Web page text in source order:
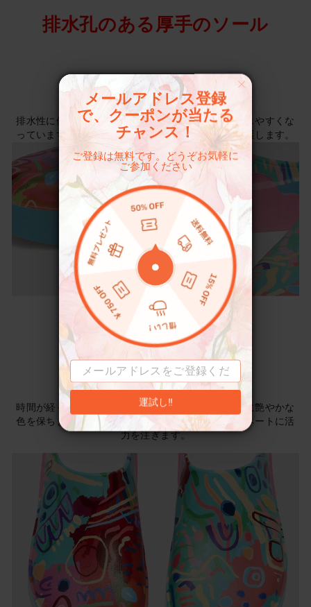
排水孔のある厚手のソール
丈夫で通気性が良い
排水性に優れ、お手入れが簡単なだけでなく、乾燥しやすくな
っています。砂利や起伏の多い地形などから足を保護します。
色持ちが良い
外観常に新しい
時間が経っても新品のように、色褪せることなく常に艶やかな
色を保ちます。生き生きとしたアート柄がコーディネートに活
力を注ぎます。
メールアドレス登録
で、クーポンが当たる
チャンス！
ご登録は無料です。どうぞお気軽に
ご参加ください
運試し‼